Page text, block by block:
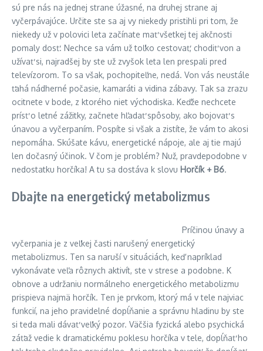
sú pre nás na jednej strane úžasné, na druhej strane aj
vyčerpávajúce. Určite ste sa aj vy niekedy pristihli pri tom, že
niekedy už v polovici leta začínate mať všetkej tej akčnosti
pomaly dosť. Nechce sa vám už toľko cestovať, chodiť von a
užívať si, najradšej by ste už zvyšok leta len prespali pred
televízorom. To sa však, pochopiteľne, nedá. Von vás neustále
ťahá nádherné počasie, kamaráti a vidina zábavy. Tak sa zrazu
ocitnete v bode, z ktorého niet východiska. Keďže nechcete
prísť o letné zážitky, začnete hľadať spôsoby, ako bojovať s
únavou a vyčerpaním. Pospíte si však a zistíte, že vám to akosi
nepomáha. Skúšate kávu, energetické nápoje, ale aj tie majú
len dočasný účinok. V čom je problém? Nuž, pravdepodobne v
nedostatku horčíka! A tu sa dostáva k slovu Horčík + B6.
Dbajte na energetický metabolizmus
Príčinou únavy a
vyčerpania je z veľkej časti narušený energetický
metabolizmus. Ten sa naruší v situáciách, keď napríklad
vykonávate veľa rôznych aktivít, ste v strese a podobne. K
obnove a udržaniu normálneho energetického metabolizmu
prispieva najmä horčík. Ten je prvkom, ktorý má v tele najviac
funkcií, na jeho pravidelné dopĺňanie a správnu hladinu by ste
si teda mali dávať veľký pozor. Väčšia fyzická alebo psychická
záťaž vedie k dramatickému poklesu horčíka v tele, dopĺňať ho